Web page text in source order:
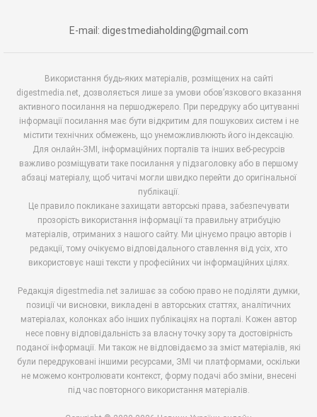
E-mail: digestmediaholding@gmail.com
Використання будь-яких матеріалів, розміщених на сайті
digestmedia.net, дозволяється лише за умови обов’язкового вказання
активного посилання на першоджерело. При передруку або цитуванні
інформації посилання має бути відкритим для пошукових систем і не
містити технічних обмежень, що унеможливлюють його індексацію.
Для онлайн-ЗМІ, інформаційних порталів та інших веб-ресурсів
важливо розміщувати таке посилання у підзаголовку або в першому
абзаці матеріалу, щоб читачі могли швидко перейти до оригінальної
публікації.
Це правило покликане захищати авторські права, забезпечувати
прозорість використання інформації та правильну атрибуцію
матеріалів, отриманих з нашого сайту. Ми цінуємо працю авторів і
редакції, тому очікуємо відповідального ставлення від усіх, хто
використовує наші тексти у професійних чи інформаційних цілях.
Редакція digestmedia.net залишає за собою право не поділяти думки,
позиції чи висновки, викладені в авторських статтях, аналітичних
матеріалах, колонках або інших публікаціях на порталі. Кожен автор
несе повну відповідальність за власну точку зору та достовірність
поданої інформації. Ми також не відповідаємо за зміст матеріалів, які
були передруковані іншими ресурсами, ЗМІ чи платформами, оскільки
не можемо контролювати контекст, форму подачі або зміни, внесені
під час повторного використання матеріалів.